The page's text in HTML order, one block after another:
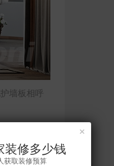
墙板相呼
×
装修多少钱
获取装修预算